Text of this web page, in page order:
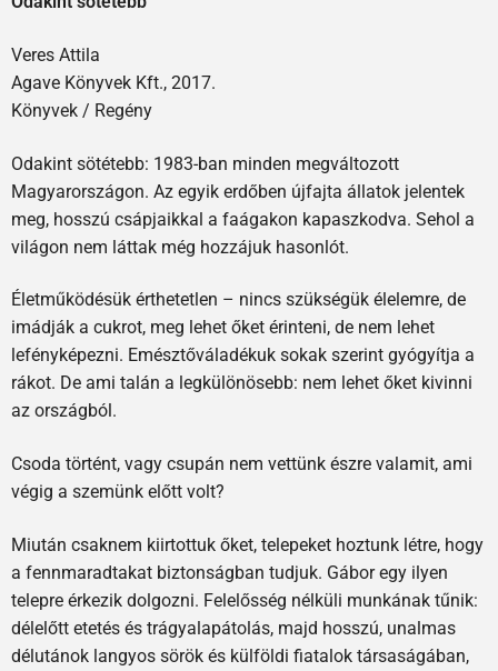
Veres Attila
Agave Könyvek Kft., 2017.
Könyvek / Regény
Odakint sötétebb: 1983-ban minden megváltozott
Magyarországon. Az egyik erdőben újfajta állatok jelentek
meg, hosszú csápjaikkal a faágakon kapaszkodva. Sehol a
világon nem láttak még hozzájuk hasonlót.
Életműködésük érthetetlen – nincs szükségük élelemre, de
imádják a cukrot, meg lehet őket érinteni, de nem lehet
lefényképezni. Emésztőváladékuk sokak szerint gyógyítja a
rákot. De ami talán a legkülönösebb: nem lehet őket kivinni
az országból.
Csoda történt, vagy csupán nem vettünk észre valamit, ami
végig a szemünk előtt volt?
Miután csaknem kiirtottuk őket, telepeket hoztunk létre, hogy
a fennmaradtakat biztonságban tudjuk. Gábor egy ilyen
telepre érkezik dolgozni. Felelősség nélküli munkának tűnik:
délelőtt etetés és trágyalapátolás, majd hosszú, unalmas
délutánok langyos sörök és külföldi fiatalok társaságában,